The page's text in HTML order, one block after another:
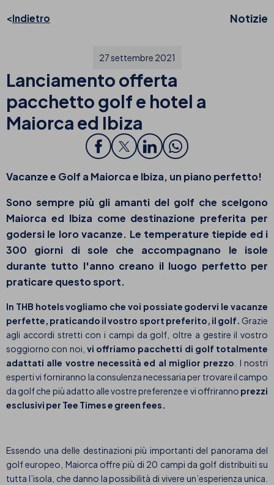
Indietro Notizie
27 settembre 2021
Lanciamento offerta
pacchetto golf e hotel a
Maiorca ed Ibiza
Vacanze e Golf a Maiorca e Ibiza, un piano perfetto!
Sono sempre più gli amanti del golf che scelgono
Maiorca ed Ibiza come destinazione preferita per
godersi le loro vacanze. Le temperature tiepide ed i
300 giorni di sole che accompagnano le isole
durante tutto l'anno creano il luogo perfetto per
praticare questo sport.
In THB hotels vogliamo che voi possiate godervi le vacanze
perfette, praticando il vostro sport preferito, il golf. Grazie
agli accordi stretti con i campi da golf, oltre a gestire il vostro
soggiorno con noi, vi offriamo pacchetti di golf totalmente
adattati alle vostre necessità ed al miglior prezzo . I nostri
esperti vi forniranno la consulenza necessaria per trovare il campo
da golf che più adatto alle vostre preferenze e vi offriranno prezzi
esclusivi per Tee Times e green fees.
Essendo una delle destinazioni più importanti del panorama del
golf europeo, Maiorca offre più di 20 campi da golf distribuiti su
tutta l’isola, che danno la possibilità di vivere un’esperienza unica.